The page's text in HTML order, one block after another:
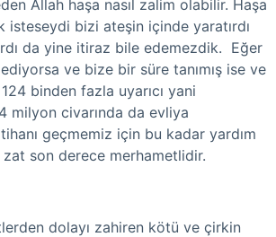
Allah haşa nasıl zalim olabilir. Haşa
isteseydi bizi ateşin içinde yaratırdı
da yine itiraz bile edemezdik. Eğer
ve bize bir süre tanımış ise ve
binden fazla uyarıcı yani
milyon civarında da evliya
geçmemiz için bu kadar yardım
son derece merhametlidir.
dolayı zahiren kötü ve çirkin